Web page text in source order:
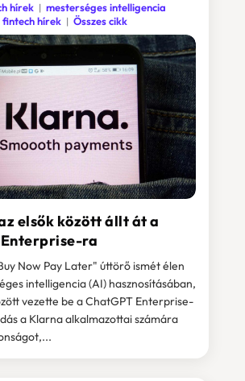
elsők között állt át a
ra
hírek
mesterséges intelligencia
fintech hírek
Összes cikk
Now Pay Later" úttörő ismét élen
intelligencia (AI) hasznosításában,
vezette be a ChatGPT Enterprise-
a Klarna alkalmazottai számára